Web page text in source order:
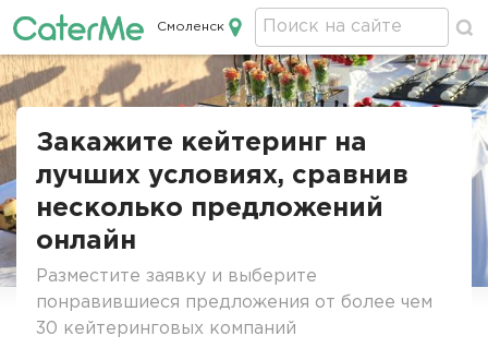
Кейтеринг в Смоленске
Смоленск
Строка
Закажите кейтеринг на
лучших условиях, сравнив
несколько предложений
онлайн
Разместите заявку и выберите
понравившиеся предложения от более чем
30 кейтеринговых компаний